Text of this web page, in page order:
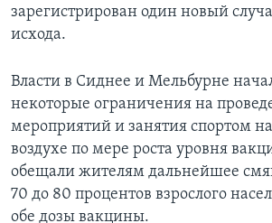
зарегистрирован один новый
исхода.
Власти в Сиднее и Мельбурне
некоторые ограничения на
мероприятий и занятия спортом
воздухе по мере роста уровня
обещали жителям дальнейшее
70 до 80 процентов взрослого
обе дозы вакцины.